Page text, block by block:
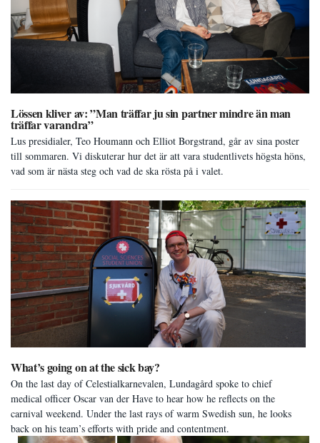
Lössen kliver av: ”Man träffar ju sin partner mindre än man
träffar varandra”
Lus presidialer, Teo Houmann och Elliot Borgstrand, går av sina poster
till sommaren. Vi diskuterar hur det är att vara studentlivets högsta höns,
vad som är nästa steg och vad de ska rösta på i valet.
What’s going on at the sick bay?
On the last day of Celestialkarnevalen, Lundagård spoke to chief
medical officer Oscar van der Have to hear how he reflects on the
carnival weekend. Under the last rays of warm Swedish sun, he looks
back on his team’s efforts with pride and contentment.